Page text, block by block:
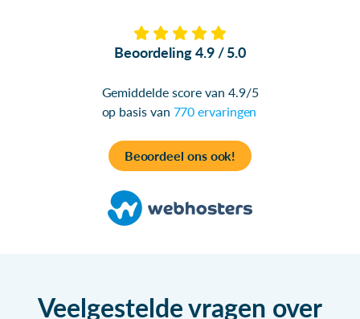
Beoordeling 4.9 / 5.0
Gemiddelde score van 4.9/5
op basis van 770 ervaringen
Beoordeel ons ook!
Veelgestelde vragen over